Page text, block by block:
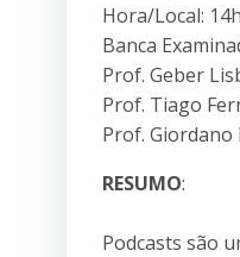
Hora/Local:
Banca
Prof. Geber
Prof. Tiago
Prof. Giordano
RESUMO:
Podcasts são